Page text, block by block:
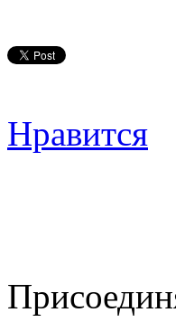
Нравится